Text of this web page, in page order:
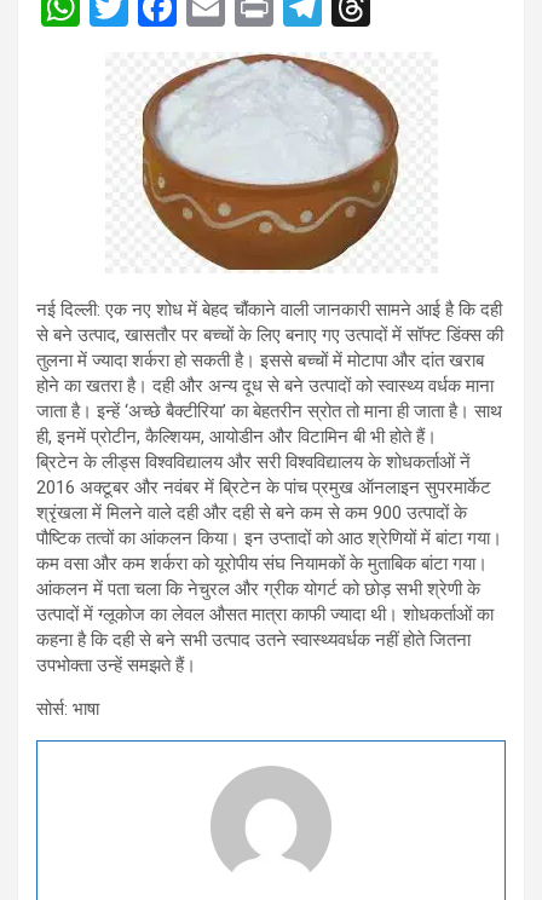
at
wi
tt
er
ce
b
o
o
k
m
ail
in
t
el
e
gr
a
m
hr
e
a
d
s
नई दिल्ली: एक नए शोध में बेहद चौंकाने वाली जानकारी सामने आई है कि दही
से बने उत्पाद, खासतौर पर बच्चों के लिए बनाए गए उत्पादों में सॉफ्ट डिंक्स की
तुलना में ज्यादा शर्करा हो सकती है। इससे बच्चों में मोटापा और दांत खराब
होने का खतरा है। दही और अन्य दूध से बने उत्पादों को स्वास्थ्य वर्धक माना
जाता है। इन्हें ‘अच्छे बैक्टीरिया’ का बेहतरीन स्रोत तो माना ही जाता है। साथ
ही, इनमें प्रोटीन, कैल्शियम, आयोडीन और विटामिन बी भी होते हैं।
ब्रिटेन के लीड्स विश्वविद्यालय और सरी विश्वविद्यालय के शोधकर्ताओं नें
2016 अक्टूबर और नवंबर में ब्रिटेन के पांच प्रमुख ऑनलाइन सुपरमार्केट
श्रृंखला में मिलने वाले दही और दही से बने कम से कम 900 उत्पादों के
पौष्टिक तत्वों का आंकलन किया। इन उप्तादों को आठ श्रेणियों में बांटा गया।
कम वसा और कम शर्करा को यूरोपीय संघ नियामकों के मुताबिक बांटा गया।
आंकलन में पता चला कि नेचुरल और ग्रीक योगर्ट को छोड़ सभी श्रेणी के
उत्पादों में ग्लूकोज का लेवल औसत मात्रा काफी ज्यादा थी। शोधकर्ताओं का
कहना है कि दही से बने सभी उत्पाद उतने स्वास्थ्यवर्धक नहीं होते जितना
उपभोक्ता उन्हें समझते हैं।
सोर्स: भाषा